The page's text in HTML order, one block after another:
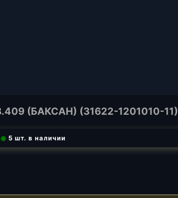
(БАКСАН) (31622-1201010-11)
◉ 5 шт. в наличии